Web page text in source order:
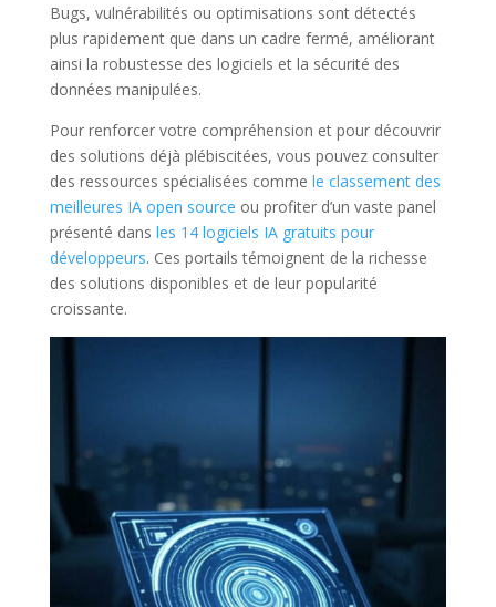
Bugs, vulnérabilités ou optimisations sont détectés
plus rapidement que dans un cadre fermé, améliorant
ainsi la robustesse des logiciels et la sécurité des
données manipulées.
Pour renforcer votre compréhension et pour découvrir
des solutions déjà plébiscitées, vous pouvez consulter
des ressources spécialisées comme le classement des
meilleures IA open source ou profiter d’un vaste panel
présenté dans les 14 logiciels IA gratuits pour
développeurs. Ces portails témoignent de la richesse
des solutions disponibles et de leur popularité
croissante.